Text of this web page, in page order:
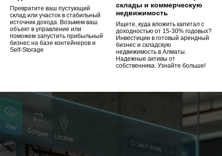
Превратите ваш пустующий
склад или участок в стабильный
источник дохода. Возьмем ваш
объект в управление или
поможем запустить прибыльный
бизнес на базе контейнеров и
Self-Storage
склады и коммерческую
недвижимость
Ищете, куда вложить капитал с
доходностью от 15-30% годовых?
Инвестиции в готовый арендный
бизнес и складскую
недвижимость в Алматы.
Надежные активы от
собственника. Узнайте больше!